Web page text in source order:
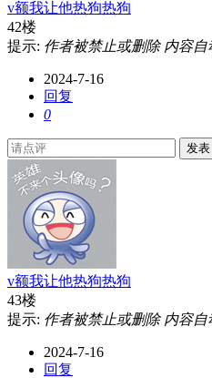
v额我让他热狗热狗
42楼
提示: 作者被禁止或删除 内容自
2024-7-16
回复
0
发表
v额我让他热狗热狗
43楼
提示: 作者被禁止或删除 内容自
2024-7-16
回复